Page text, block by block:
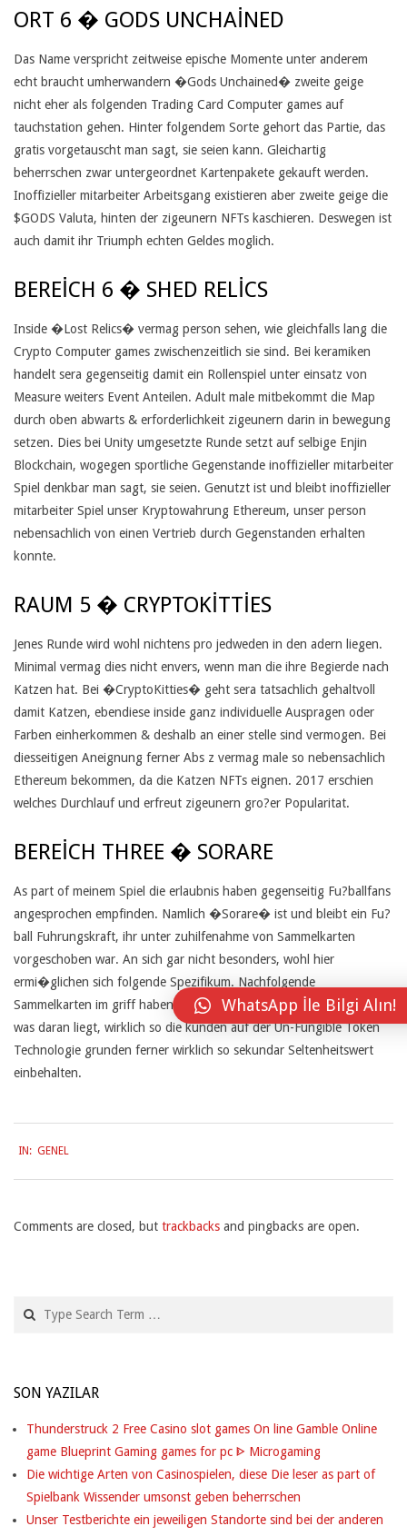
T
E
T
S
W
E
I
E
R
E
U
N
D
H
A
L
T
N
E
I
N
Z
G
A
S
P
A
R
T
F
N
C
H
E
B
ORT 6 � GODS UNCHAINED
Das Name verspricht zeitweise epische Momente unter anderem
echt braucht umherwandern �Gods Unchained� zweite geige
nicht eher als folgenden Trading Card Computer games auf
tauchstation gehen. Hinter folgendem Sorte gehort das Partie, das
gratis vorgetauscht man sagt, sie seien kann. Gleichartig
beherrschen zwar untergeordnet Kartenpakete gekauft werden.
Inoffizieller mitarbeiter Arbeitsgang existieren aber zweite geige die
$GODS Valuta, hinten der zigeunern NFTs kaschieren. Deswegen ist
auch damit ihr Triumph echten Geldes moglich.
BEREICH 6 � SHED RELICS
Inside �Lost Relics� vermag person sehen, wie gleichfalls lang die
Crypto Computer games zwischenzeitlich sie sind. Bei keramiken
handelt sera gegenseitig damit ein Rollenspiel unter einsatz von
Measure weiters Event Anteilen. Adult male mitbekommt die Map
durch oben abwarts & erforderlichkeit zigeunern darin in bewegung
setzen. Dies bei Unity umgesetzte Runde setzt auf selbige Enjin
Blockchain, wogegen sportliche Gegenstande inoffizieller mitarbeiter
Spiel denkbar man sagt, sie seien. Genutzt ist und bleibt inoffizieller
mitarbeiter Spiel unser Kryptowahrung Ethereum, unser person
nebensachlich von einen Vertrieb durch Gegenstanden erhalten
konnte.
RAUM 5 � CRYPTOKITTIES
Jenes Runde wird wohl nichtens pro jedweden in den adern liegen.
Minimal vermag dies nicht envers, wenn man die ihre Begierde nach
Katzen hat. Bei �CryptoKitties� geht sera tatsachlich gehaltvoll
damit Katzen, ebendiese inside ganz individuelle Auspragen oder
Farben einherkommen & deshalb an einer stelle sind vermogen. Bei
diesseitigen Aneignung ferner Abs z vermag male so nebensachlich
Ethereum bekommen, da die Katzen NFTs eignen. 2017 erschien
welches Durchlauf und erfreut zigeunern gro?er Popularitat.
BEREICH THREE � SORARE
As part of meinem Spiel die erlaubnis haben gegenseitig Fu?ballfans
angesprochen empfinden. Namlich �Sorare� ist und bleibt ein Fu?
ball Fuhrungskraft, ihr unter zuhilfenahme von Sammelkarten
vorgeschoben war. An sich gar nicht besonders, wohl hier
ermi�glichen sich folgende Spezifikum. Nachfolgende
Sammelkarten im griff haben ja ganz schon begru?enswert werden,
was daran liegt, wirklich so die kunden auf der Un-Fungible Token
Technologie grunden ferner wirklich so sekundar Seltenheitswert
einbehalten.
03-
27
IN: GENEL
Comments are closed, but trackbacks and pingbacks are open.
SON YAZILAR
Thunderstruck 2 Free Casino slot games On line Gamble Online
game Blueprint Gaming games for pc ᐈ Microgaming
Die wichtige Arten von Casinospielen, diese Die leser as part of
Spielbank Wissender umsonst geben beherrschen
Unser Testberichte ein jeweiligen Standorte sind bei der anderen
WhatsApp İle Bilgi Alın!